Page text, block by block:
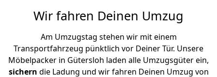
Wir fahren Deinen Umzug
Am Umzugstag stehen wir mit einem
Transportfahrzeug pünktlich vor Deiner Tür. Unsere
Möbelpacker in Gütersloh laden alle Umzugsgüter ein,
sichern die Ladung und wir fahren Deinen Umzug von